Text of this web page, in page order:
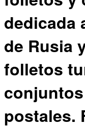
dedicada
de Rusia
folletos
postales.